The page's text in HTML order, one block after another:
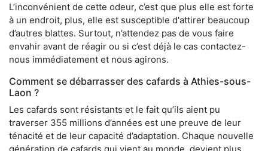
L’inconvénient de cette odeur, c’est que plus elle est forte
à un endroit, plus, elle est susceptible d'attirer beaucoup
d’autres blattes. Surtout, n’attendez pas de vous faire
envahir avant de réagir ou si c’est déjà le cas contactez-
nous immédiatement et nous agirons.
Comment se débarrasser des cafards à Athies-sous-
Laon ?
Les cafards sont résistants et le fait qu’ils aient pu
traverser 355 millions d’années est une preuve de leur
ténacité et de leur capacité d’adaptation. Chaque nouvelle